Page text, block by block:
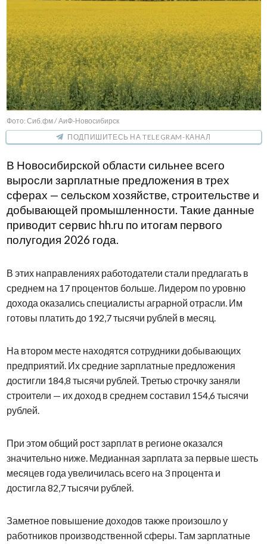
Фото: Сиб.фм / АиФ-Новосибирск
ПОДПИШИТЕСЬ НА TELEGRAM-КАНАЛ
В Новосибирской области сильнее всего
выросли зарплатные предложения в трех
сферах — сельском хозяйстве, строительстве и
добывающей промышленности. Такие данные
приводит сервис hh.ru по итогам первого
полугодия 2026 года.
В этих направлениях работодатели стали предлагать в
среднем на 17 процентов больше. Лидером по уровню
дохода оказались специалисты аграрной отрасли. Им
готовы платить до 192,7 тысячи рублей в месяц.
На втором месте находятся сотрудники добывающих
предприятий. Их средние зарплатные предложения
достигли 184,8 тысячи рублей. Третью строчку заняли
строители — их доход в среднем составил 154,6 тысячи
рублей.
При этом общий рост зарплат в регионе оказался
значительно ниже. Медианная зарплата за первые шесть
месяцев года увеличилась всего на 3 процента и
достигла 82,7 тысячи рублей.
Заметное повышение доходов также произошло у
работников производственной сферы. Там зарплатные